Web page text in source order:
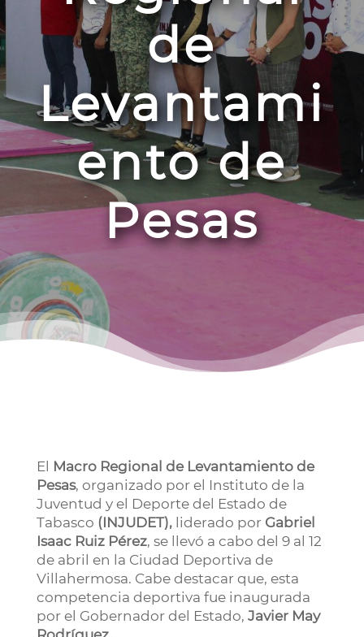
de
Levantami
ento de
Pesas
El Macro Regional de Levantamiento de
Pesas, organizado por el Instituto de la
Juventud y el Deporte del Estado de
Tabasco (INJUDET),liderado por Gabriel
Isaac Ruiz Pérez, se llevó a cabo del 9 al 12
de abril en la Ciudad Deportiva de
Villahermosa. Cabe destacar que, esta
competencia deportiva fue inaugurada
por el Gobernador del Estado, Javier May